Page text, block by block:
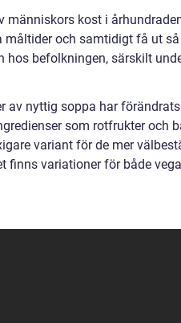
människors kost i
och samtidigt få ut
befolkningen, särskilt
av nyttig soppa har
som rotfrukter och
variant för de mer
finns variationer för både